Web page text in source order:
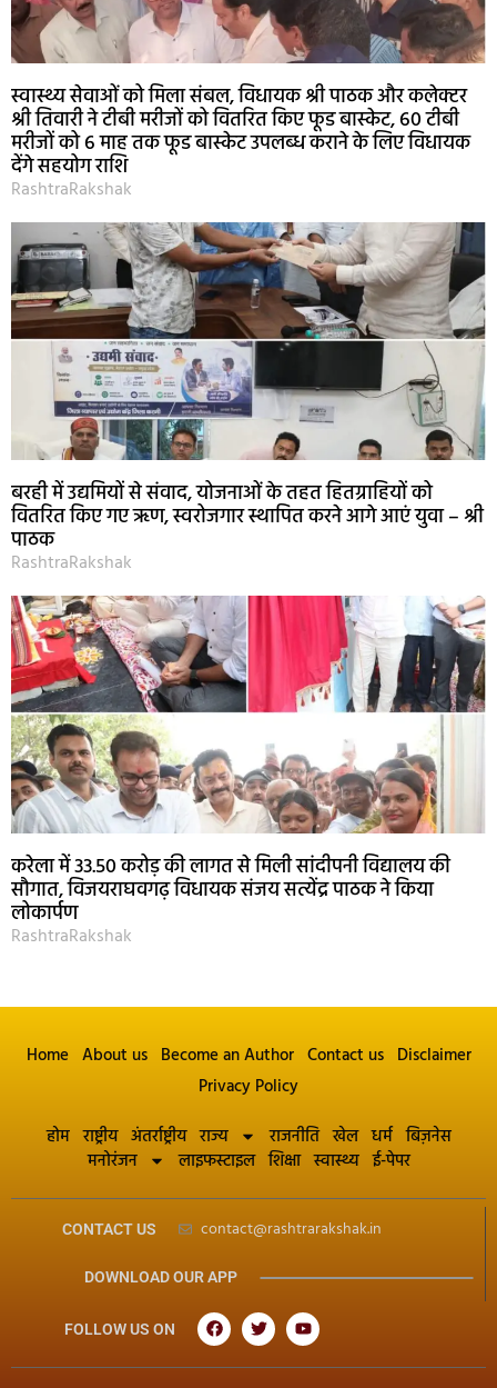
स्वास्थ्य सेवाओं को मिला संबल, विधायक श्री पाठक और कलेक्टर
श्री तिवारी ने टीबी मरीजों को वितरित किए फूड बास्केट, 60 टीबी
मरीजों को 6 माह तक फूड बास्केट उपलब्ध कराने के लिए विधायक
देंगे सहयोग राशि
RashtraRakshak
बरही में उद्यमियों से संवाद, योजनाओं के तहत हितग्राहियों को
वितरित किए गए ऋण, स्वरोजगार स्थापित करने आगे आएं युवा – श्री
पाठक
RashtraRakshak
करेला में 33.50 करोड़ की लागत से मिली सांदीपनी विद्यालय की
सौगात, विजयराघवगढ़ विधायक संजय सत्येंद्र पाठक ने किया
लोकार्पण
RashtraRakshak
Home About us Become an Author Contact us Disclaimer
Privacy Policy
होम राष्ट्रीय अंतर्राष्ट्रीय राज्य राजनीति खेल धर्म बिज़नेस
मनोरंजन
लाइफस्टाइल शिक्षा स्वास्थ्य ई-पेपर
CONTACT US contact@rashtrarakshak.in
DOWNLOAD OUR APP
FOLLOW US ON